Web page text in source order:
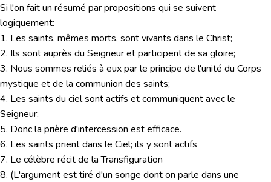
Si l'on fait un résumé par propositions qui se suivent
logiquement:
1. Les saints, mêmes morts, sont vivants dans le Christ;
2. Ils sont auprès du Seigneur et participent de sa gloire;
3. Nous sommes reliés à eux par le principe de l'unité du Corps
mystique et de la communion des saints;
4. Les saints du ciel sont actifs et communiquent avec le
Seigneur;
5. Donc la prière d'intercession est efficace.
6. Les saints prient dans le Ciel; ils y sont actifs
7. Le célèbre récit de la Transfiguration
8. (L'argument est tiré d'un songe dont on parle dans une